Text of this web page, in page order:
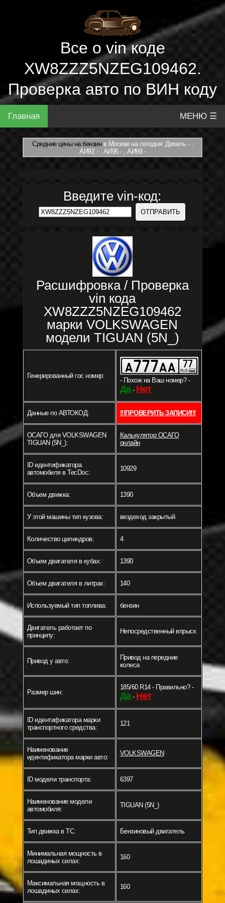
Все о vin коде
XW8ZZZ5NZEG109462.
Проверка авто по ВИН коду
Главная МЕНЮ ☰
Средние цены на бензинв Москве на сегодня: Дизель - ,
АИ92 - , АИ95 - , АИ98 -
Введите vin-код:
Расшифровка / Проверка
vin кода
XW8ZZZ5NZEG109462
марки VOLKSWAGEN
модели TIGUAN (5N_)
Генерированный гос номер:
- Похож на Ваш номер? -
Да- Нет
Данные по АВТОКОД: !!!ПРОВЕРИТЬ ЗАПИСИ!!!
ОСАГО для VOLKSWAGEN
TIGUAN (5N_):
Калькулятор ОСАГО
онлайн
ID идентификатора
автомобиля в TecDoc:
10929
Объем движка: 1390
У этой машины тип кузова: вездеход закрытый
Количество цилиндров: 4
Объем двигателя в кубах: 1390
Объем двигателя в литрах: 140
Используемый тип топлива: бензин
Двигатель работает по
принципу:
Непосредственный впрыск
Привод у авто:
Привод на передние
колеса
Размер шин:
185/60 R14 - Правильно? -
Да- Нет
ID идентификатора марки
транспортного средства:
121
Наименование
идентификатора марки авто:
VOLKSWAGEN
ID модели транспорта: 6397
Наименование модели
автомобиля:
TIGUAN (5N_)
Тип движка в ТС: Бензиновый двигатель
Минимальная мощность в
лошадиных силах:
160
Максимальная мощность в
лошадиных силах:
160